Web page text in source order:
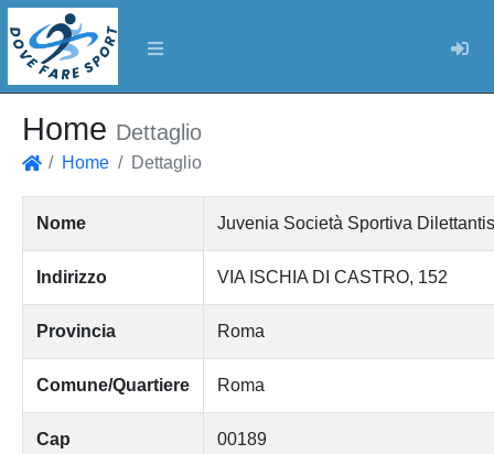
Home Dettaglio
Home Dettaglio
Nome Juvenia Società Sportiva
Indirizzo VIA ISCHIA DI CASTRO, 152
Provincia Roma
Comune/Quartiere Roma
Cap 00189